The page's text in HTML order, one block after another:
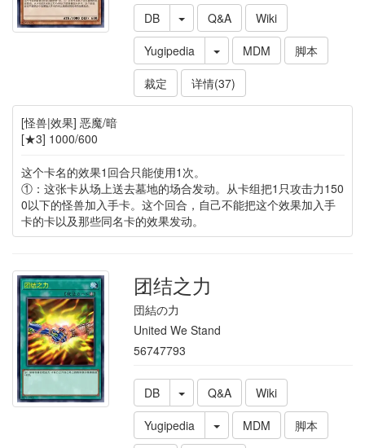
DB Q&A
Wiki
Yugipedia
MDM
脚本
裁定
详情(37)
[怪兽|效果] 恶魔/暗
[★3] 1000/600
这个卡名的效果1回合只能使用1次。
①：这张卡从场上送去墓地的场合发动。从卡组把1只攻击力150
0以下的怪兽加入手卡。这个回合，自己不能把这个效果加入手
卡的卡以及那些同名卡的效果发动。
团结之力
団結の力
United We Stand
56747793
DB Q&A
Wiki
Yugipedia
MDM
脚本